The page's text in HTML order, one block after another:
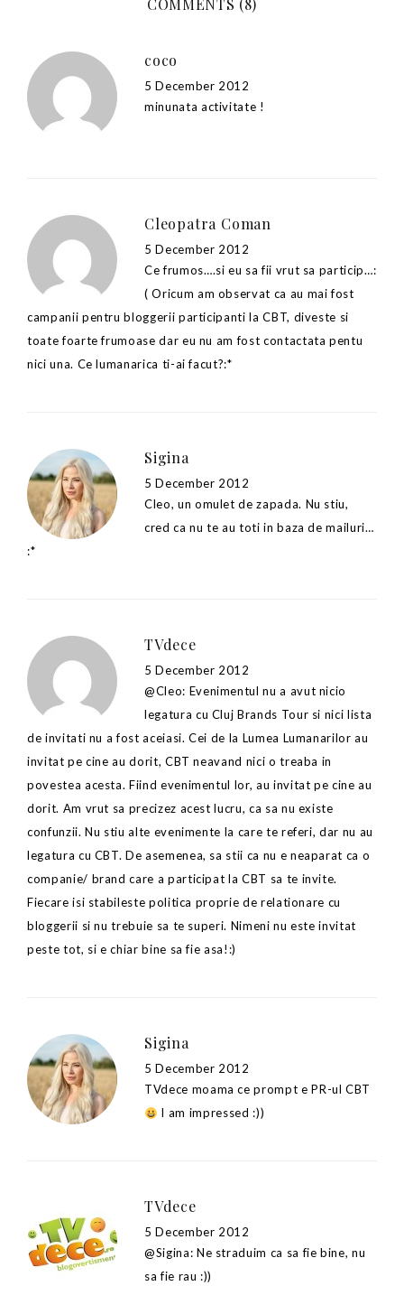
COMMENTS (8)
coco
5 December 2012
minunata activitate !
Cleopatra Coman
5 December 2012
Ce frumos….si eu sa fii vrut sa particip…:
( Oricum am observat ca au mai fost
campanii pentru bloggerii participanti la CBT, diveste si
toate foarte frumoase dar eu nu am fost contactata pentu
nici una. Ce lumanarica ti-ai facut?:*
Sigina
5 December 2012
Cleo, un omulet de zapada. Nu stiu,
cred ca nu te au toti in baza de mailuri…
:*
TVdece
5 December 2012
@Cleo: Evenimentul nu a avut nicio
legatura cu Cluj Brands Tour si nici lista
de invitati nu a fost aceiasi. Cei de la Lumea Lumanarilor au
invitat pe cine au dorit, CBT neavand nici o treaba in
povestea acesta. Fiind evenimentul lor, au invitat pe cine au
dorit. Am vrut sa precizez acest lucru, ca sa nu existe
confunzii. Nu stiu alte evenimente la care te referi, dar nu au
legatura cu CBT. De asemenea, sa stii ca nu e neaparat ca o
companie/ brand care a participat la CBT sa te invite.
Fiecare isi stabileste politica proprie de relationare cu
bloggerii si nu trebuie sa te superi. Nimeni nu este invitat
peste tot, si e chiar bine sa fie asa!:)
Sigina
5 December 2012
TVdece moama ce prompt e PR-ul CBT
I am impressed :))
TVdece
5 December 2012
@Sigina: Ne straduim ca sa fie bine, nu
sa fie rau :))